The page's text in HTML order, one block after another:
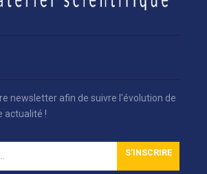
newsletter afin de suivre l'évolution de
actualité !
S'INSCRIRE